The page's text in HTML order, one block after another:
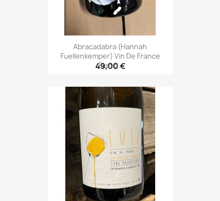
Abracadabra (Hannah
Fuellenkemper) Vin De France
Blanc...
49,00 €